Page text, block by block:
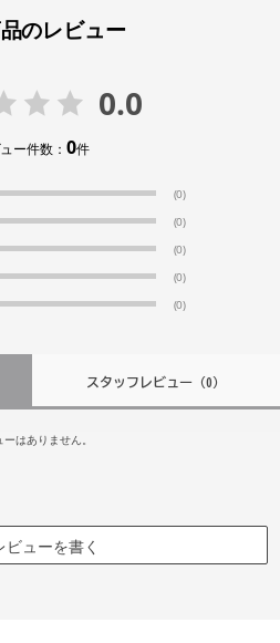
のレビュー
0.0
ー件数：0件
(0)
(0)
(0)
(0)
(0)
スタッフレビュー（0）
ーはありません。
ビューを書く